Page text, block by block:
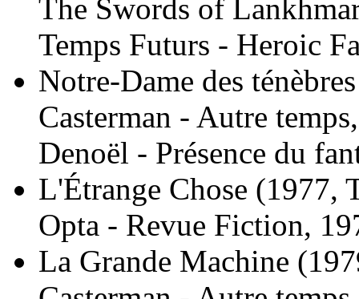
The Swords of
Temps Futurs - Heroic
Notre-Dame des ténèbres
Casterman - Autre
Denoël - Présence du
L'Étrange Chose (1977,
Opta - Revue Fiction,
La Grande Machine